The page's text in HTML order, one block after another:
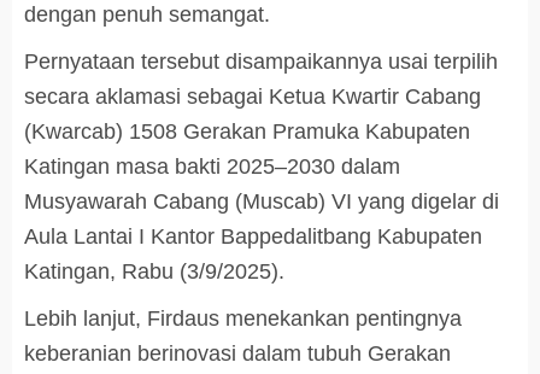
dengan penuh semangat.
Pernyataan tersebut disampaikannya usai terpilih
secara aklamasi sebagai Ketua Kwartir Cabang
(Kwarcab) 1508 Gerakan Pramuka Kabupaten
Katingan masa bakti 2025–2030 dalam
Musyawarah Cabang (Muscab) VI yang digelar di
Aula Lantai I Kantor Bappedalitbang Kabupaten
Katingan, Rabu (3/9/2025).
Lebih lanjut, Firdaus menekankan pentingnya
keberanian berinovasi dalam tubuh Gerakan